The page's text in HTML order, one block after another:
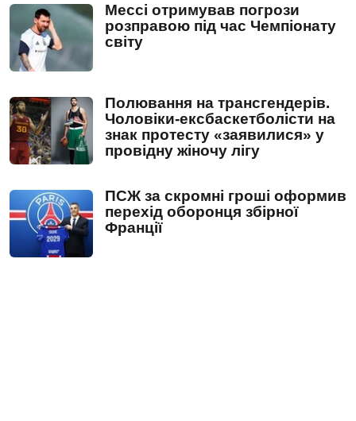
Мессі отримував погрози
розправою під час Чемпіонату
світу
Полювання на трансгендерів.
Чоловіки-ексбаскетболісти на
знак протесту «заявилися» у
провідну жіночу лігу
ПСЖ за скромні гроші оформив
перехід оборонця збірної
Франції